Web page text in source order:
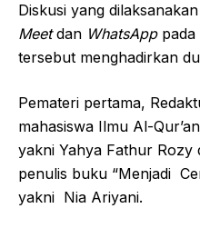
Diskusi yang
Meetdan WhatsApp
tersebut menghadirkan
Pemateri pertama,
mahasiswa Ilmu Al-
yakni Yahya Fathur Rozy
penulis buku “Menjadi
yakni Nia Ariyani.